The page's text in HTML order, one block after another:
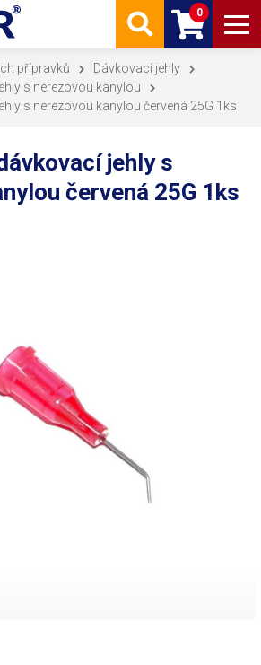
0
přípravků
Dávkovací jehly
s nerezovou kanylou
s nerezovou kanylou červená 25G 1ks
jehly s
červená 25G 1ks